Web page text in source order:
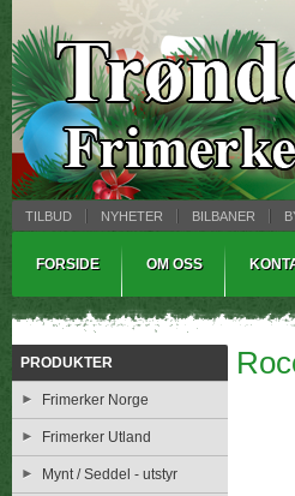
TILBUD NYHETER BILBANER
FORSIDE OM OSS
PRODUKTER
Frimerker Norge
Frimerker Utland
Mynt / Seddel - utstyr